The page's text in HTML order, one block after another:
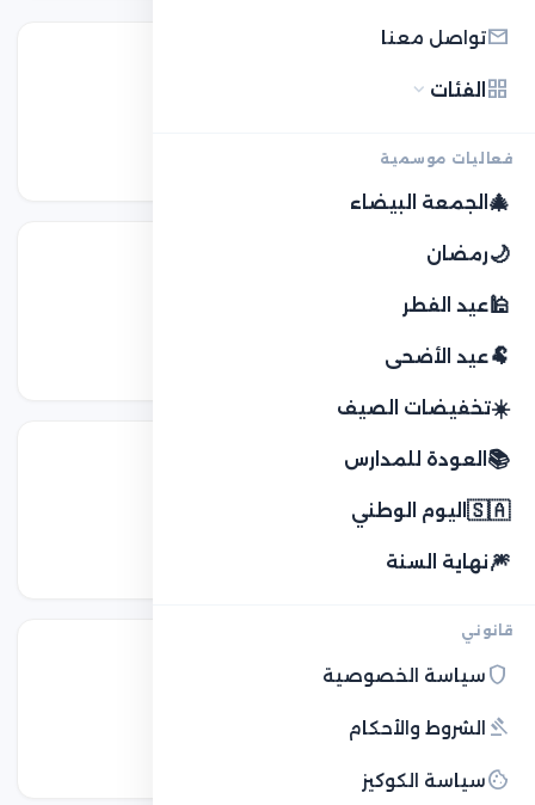
mailتواصل معنا
grid_view الفئات expand_more
فعاليات موسمية
🎄 الجمعة البيضاء
🌙رمضان
🕌عيد الفطر
🐏عيد الأضحى
☀️تخفيضات الصيف
📚 العودة للمدارس
🇸🇦 اليوم الوطني
🎆نهاية السنة
قانوني
shield سياسة الخصوصية
gavel الشروط والأحكام
cookieسياسة الكوكيز